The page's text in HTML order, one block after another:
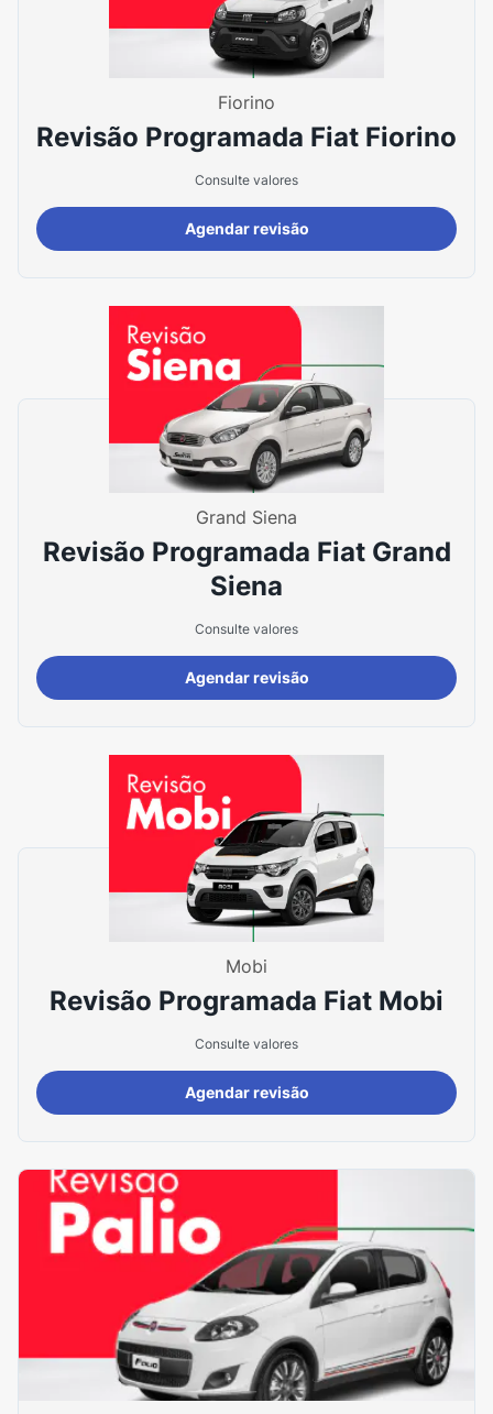
Fiorino
Revisão Programada Fiat Fiorino
Consulte valores
Agendar revisão
Grand Siena
Revisão Programada Fiat Grand
Siena
Consulte valores
Agendar revisão
Mobi
Revisão Programada Fiat Mobi
Consulte valores
Agendar revisão